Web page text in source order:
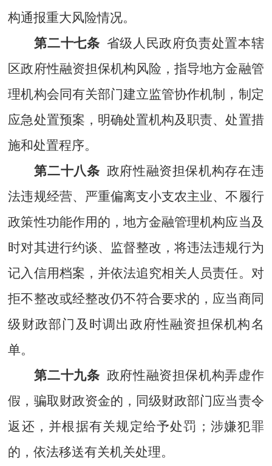
构通报重大风险情况。
第二十七条 省级人民政府负责处置本辖
区政府性融资担保机构风险，指导地方金融管
理机构会同有关部门建立监管协作机制，制定
应急处置预案，明确处置机构及职责、处置措
施和处置程序。
第二十八条 政府性融资担保机构存在违
法违规经营、严重偏离支小支农主业、不履行
政策性功能作用的， 地方金融管理机构应当及
时对其进行约谈、监督整改，将违法违规行为
记入信用档案， 并依法追究相关人员责任。对
拒不整改或经整改仍不符合要求的，应当商同
级财政部门及时调出政府性融资担保机构名
单。
第二十九条 政府性融资担保机构弄虚作
假，骗取财政资金的，同级财政部门应当责令
返还，并根据有关规定给予处罚；涉嫌犯罪
的，依法移送有关机关处理。